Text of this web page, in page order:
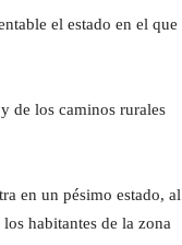
el estado en el que
de los caminos rurales
en un pésimo estado, al
habitantes de la zona